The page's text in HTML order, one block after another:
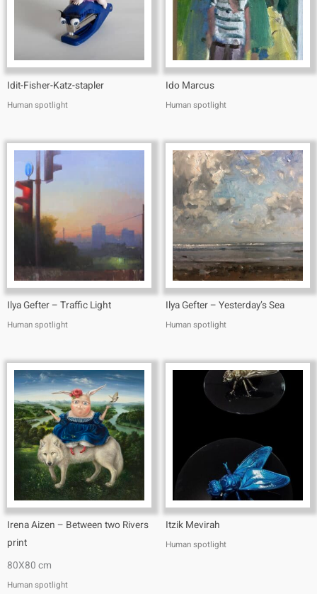
Idit-Fisher-Katz-stapler
Human spotlight
Ido Marcus
Human spotlight
Ilya Gefter – Traffic Light
Human spotlight
Ilya Gefter – Yesterday’s Sea
Human spotlight
Irena Aizen – Between two Rivers
print
80X80 cm
Human spotlight
Itzik Mevirah
Human spotlight